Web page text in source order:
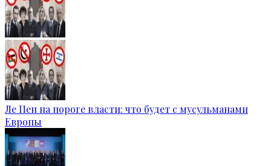
Ле Пен на пороге власти: что будет с мусульманами
Европы